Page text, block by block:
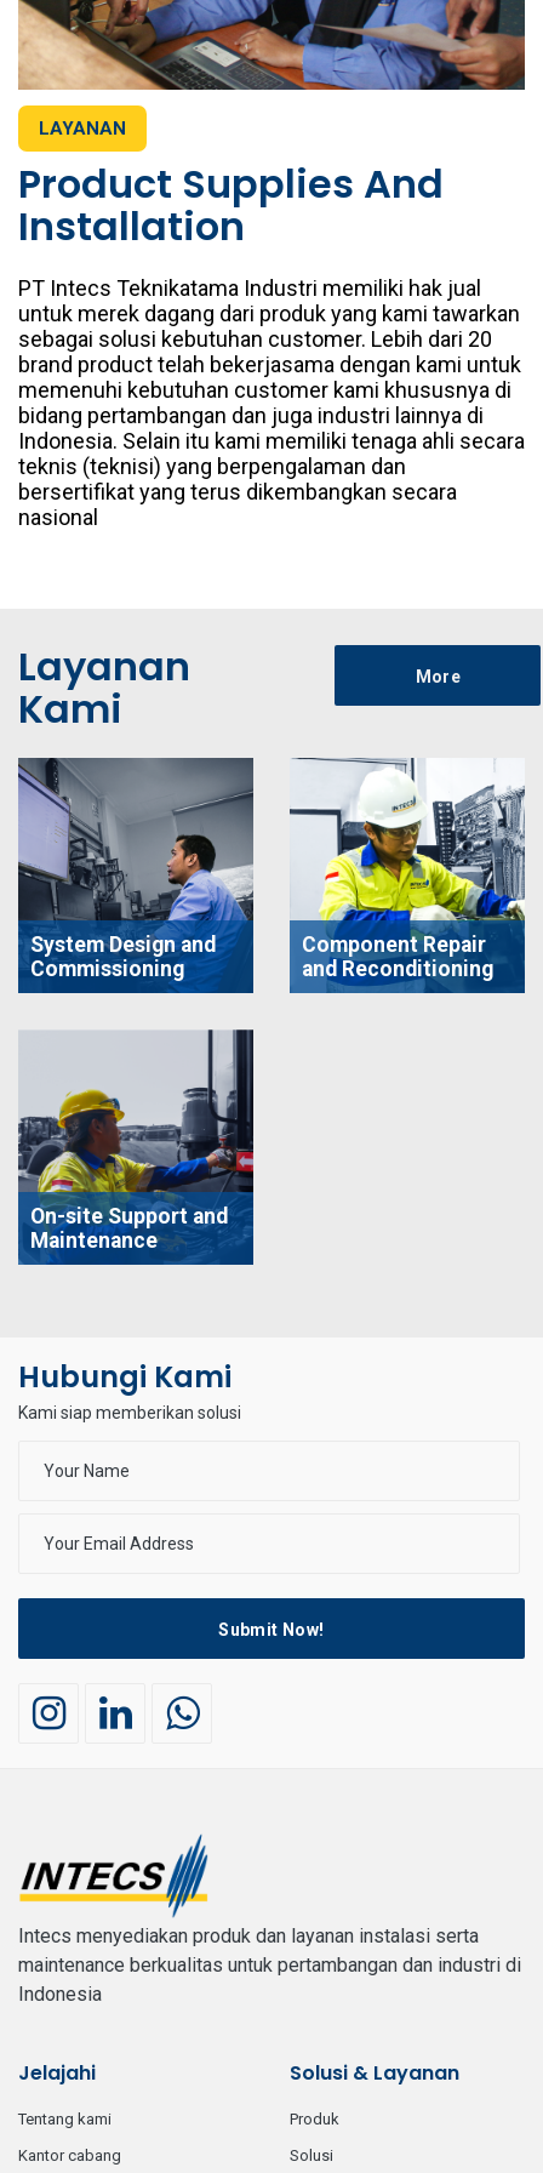
LAYANAN
Product Supplies And
Installation
PT Intecs Teknikatama Industri memiliki hak jual
untuk merek dagang dari produk yang kami tawarkan
sebagai solusi kebutuhan customer. Lebih dari 20
brand product telah bekerjasama dengan kami untuk
memenuhi kebutuhan customer kami khususnya di
bidang pertambangan dan juga industri lainnya di
Indonesia. Selain itu kami memiliki tenaga ahli secara
teknis (teknisi) yang berpengalaman dan
bersertifikat yang terus dikembangkan secara
nasional
Layanan
Kami
More
System Design and
Commissioning
Component Repair
and Reconditioning
On-site Support and
Maintenance
Hubungi Kami
Kami siap memberikan solusi
Submit Now!
Intecs menyediakan produk dan layanan instalasi serta
maintenance berkualitas untuk pertambangan dan industri di
Indonesia
Jelajahi
tentang kami
kantor cabang
Solusi & Layanan
produk
solusi